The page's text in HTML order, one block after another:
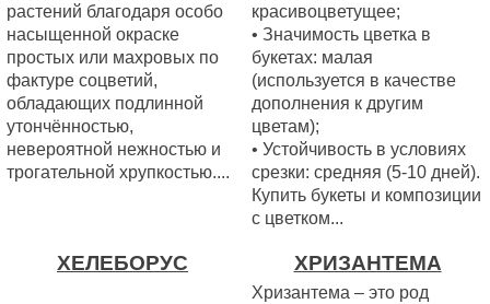
растений благодаря особо
насыщенной окраске
простых или махровых по
фактуре соцветий,
обладающих подлинной
утончённостью,
невероятной нежностью и
трогательной хрупкостью....
красивоцветущее;
• Значимость цветка в
букетах: малая
(используется в качестве
дополнения к другим
цветам);
• Устойчивость в условиях
срезки: средняя (5-10 дней).
Купить букеты и композиции
с цветком...
ХЕЛЕБОРУС ХРИЗАНТЕМА
Хризантема – это род